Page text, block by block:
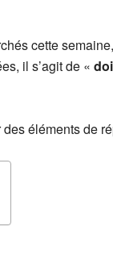
cette
il s’agit de «
des éléments de